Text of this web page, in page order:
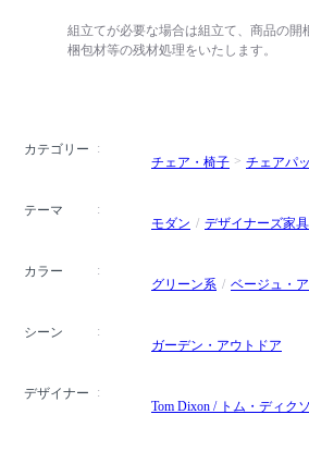
組立てが必要な場合は組立て、商品の開
梱包材等の残材処理をいたします。
カテゴリー
チェア・椅子
チェアパ
テーマ
モダン
デザイナーズ家具
カラー
グリーン系
ベージュ・
シーン
ガーデン・アウトドア
デザイナー
Tom Dixon / トム・ディク